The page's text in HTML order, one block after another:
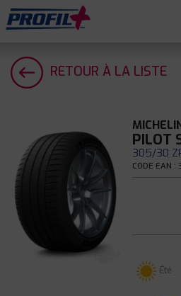
RETOUR À LA LISTE
PILOT
305/30
CODE EAN
Été